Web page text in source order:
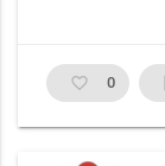
favorite_border 0